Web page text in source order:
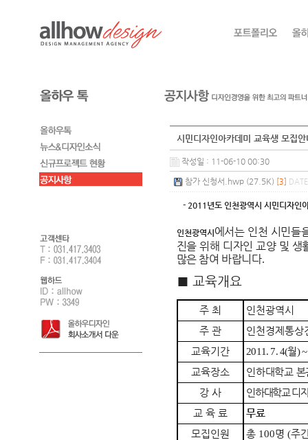
시민디자인아카데미 교육생 모집
작성일 : 11-06-10 00:30
참가 신청서.hwp (27.5K) [3]
- 2011년도 인천광역시 시민디자인
인천광역시 에서는 인천 시민들
진을 위해 디자인 교양 및
많은 참여 바랍니다.
■ 교육개요
주 최
인천광역시
주 관
인천경제통
교육기간
2011. 7. 4(월)
교육장소
인하대학교
강 사
인하대학교 디
교 육 료
무료
모집인원
총 100명(주